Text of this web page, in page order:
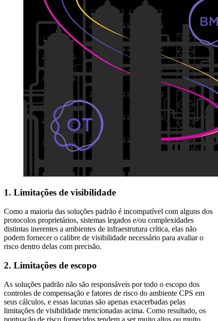
1. Limitações de visibilidade
Como a maioria das soluções padrão é incompatível com alguns dos
protocolos proprietários, sistemas legados e/ou complexidades
distintas inerentes a ambientes de infraestrutura crítica, elas não
podem fornecer o calibre de visibilidade necessário para avaliar o
risco dentro delas com precisão.
2. Limitações de escopo
As soluções padrão não são responsáveis por todo o escopo dos
controles de compensação e fatores de risco do ambiente CPS em
seus cálculos, e essas lacunas são apenas exacerbadas pelas
limitações de visibilidade mencionadas acima. Como resultado, os
pontuação de risco fornecidos tendem a ser muito altos ou muito